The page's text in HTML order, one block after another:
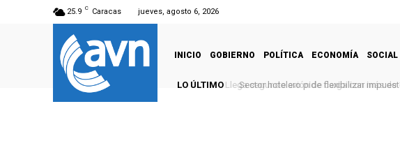
25.9 C Caracas jueves, agosto 6, 2026
INICIO GOBIERNO POLÍTICA ECONOMÍA SOCIAL
LO ÚLTIMO Sector hotelero pide flexibilizar